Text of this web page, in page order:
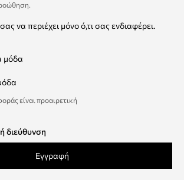
.
να περιέχει μόνο ό,τι σας ενδιαφέρει.
μόδα
είναι προαιρετική
Εγγραφή